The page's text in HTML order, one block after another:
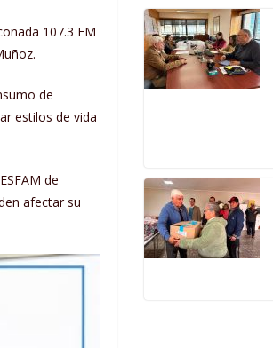
107.3 FM
de
estilos de vida
de
afectar su